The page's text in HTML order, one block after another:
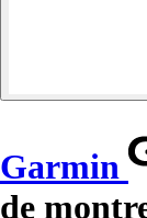
Garmin
de